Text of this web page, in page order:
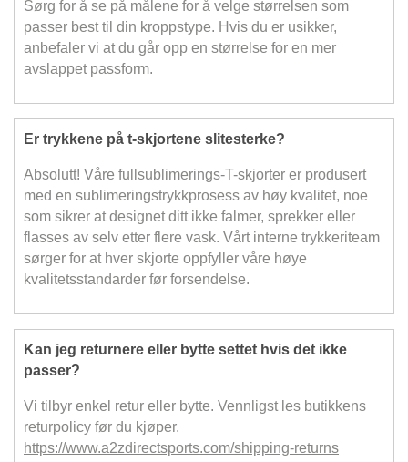
Sørg for å se på målene for å velge størrelsen som
passer best til din kroppstype. Hvis du er usikker,
anbefaler vi at du går opp en størrelse for en mer
avslappet passform.
Er trykkene på t-skjortene slitesterke?
Absolutt! Våre fullsublimerings-T-skjorter er produsert
med en sublimeringstrykkprosess av høy kvalitet, noe
som sikrer at designet ditt ikke falmer, sprekker eller
flasses av selv etter flere vask. Vårt interne trykkeriteam
sørger for at hver skjorte oppfyller våre høye
kvalitetsstandarder før forsendelse.
Kan jeg returnere eller bytte settet hvis det ikke
passer?
Vi tilbyr enkel retur eller bytte. Vennligst les butikkens
returpolicy før du kjøper.
https://www.a2zdirectsports.com/shipping-returns